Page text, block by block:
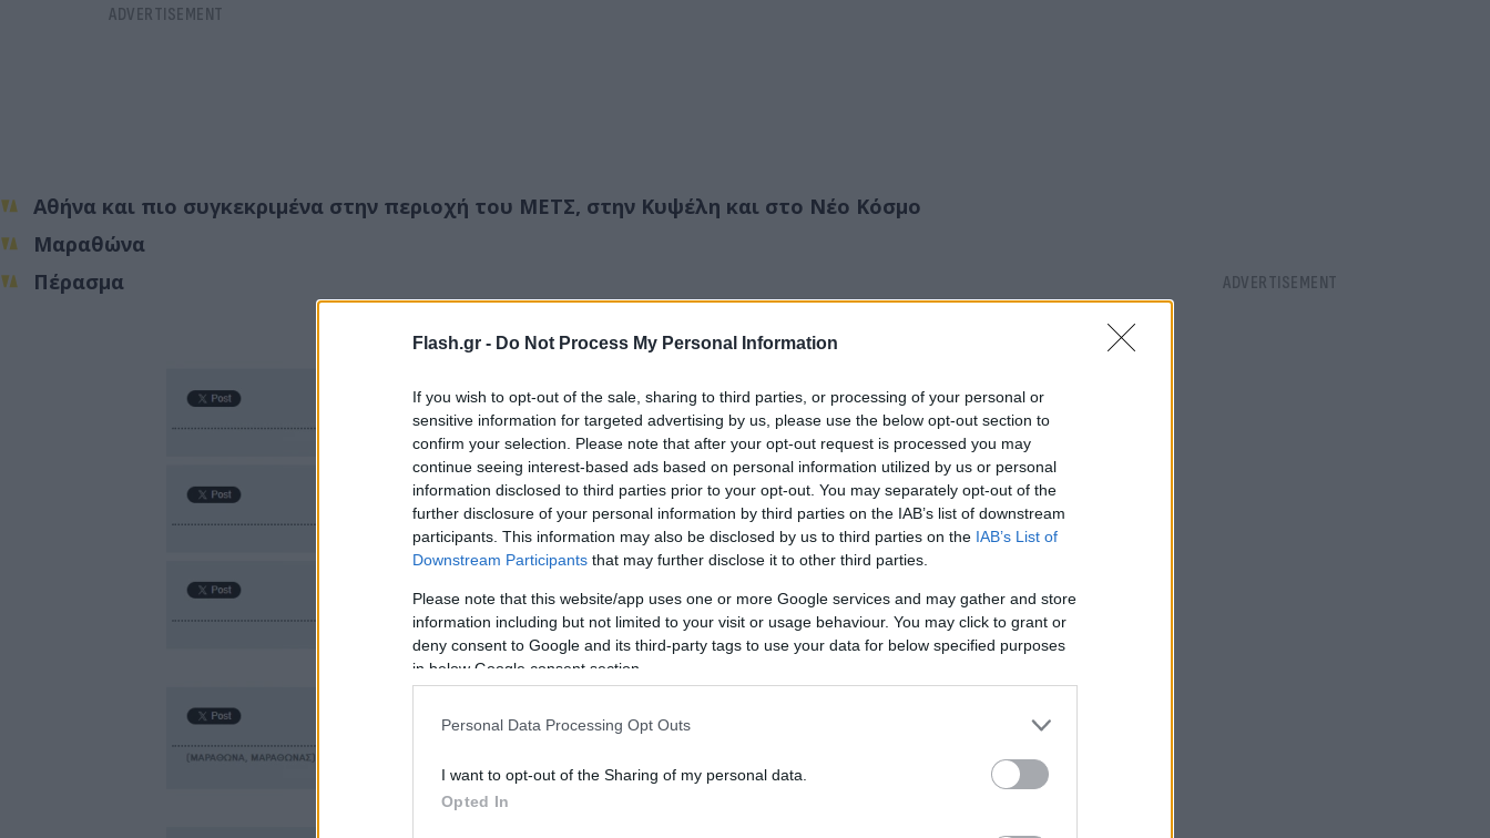
Flash.gr - Do Not Process My Personal Information
If you wish to opt-out of the sale, sharing to third parties, or processing of your personal or
sensitive information for targeted advertising by us, please use the below opt-out section to
confirm your selection. Please note that after your opt-out request is processed you may
continue seeing interest-based ads based on personal information utilized by us or personal
information disclosed to third parties prior to your opt-out. You may separately opt-out of the
further disclosure of your personal information by third parties on the IAB’s list of downstream
participants. This information may also be disclosed by us to third parties on the IAB’s List of
Downstream Participants that may further disclose it to other third parties.
Please note that this website/app uses one or more Google services and may gather and store
information including but not limited to your visit or usage behaviour. You may click to grant or
deny consent to Google and its third-party tags to use your data for below specified purposes
in below Google consent section.
Personal Data Processing Opt Outs
I want to opt-out of the Sharing of my personal data.
Opted In
Αθήνα και πιο συγκεκριμένα στην περιοχή του ΜΕΤΣ, στην Κυψέλη και στο Νέο Κόσμο
Μαραθώνα
Πέρασμα